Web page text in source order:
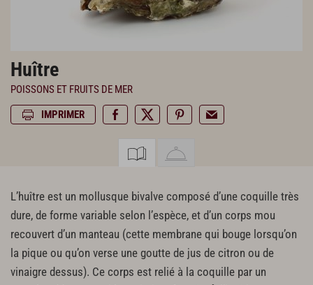
Huître
POISSONS ET FRUITS DE MER
IMPRIMER
L’huître est un mollusque bivalve composé d’une coquille très
dure, de forme variable selon l’espèce, et d’un corps mou
recouvert d’un manteau (cette membrane qui bouge lorsqu’on
la pique ou qu’on verse une goutte de jus de citron ou de
vinaigre dessus). Ce corps est relié à la coquille par un